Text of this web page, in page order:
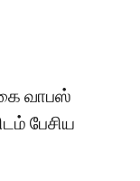
வாபஸ்
பேசிய